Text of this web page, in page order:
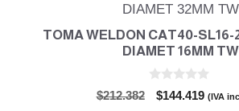
TOMA WELDON CAT40-SL16-
DIAMET 16MM TW
$212.382
El
$144.419El(IVA